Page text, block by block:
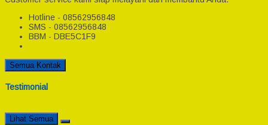
Hotline - 08562956848
SMS - 08562956848
BBM - DBE5C1F9
Semua Kontak
Testimonial
Lihat Semua